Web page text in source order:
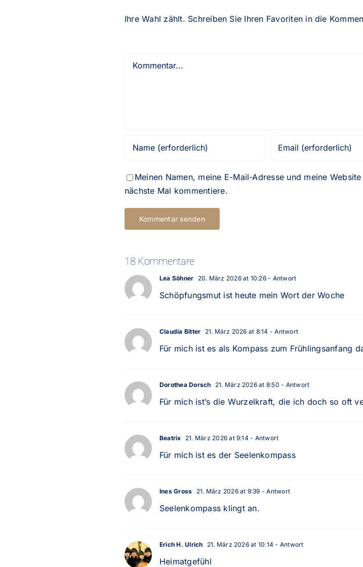
Ihre Wahl zählt. Schreiben Sie Ihren Favoriten in die
18 Kommentare
Lea Söhner 20. März 2026 at 10:26- Antwort
Schöpfungsmut ist heute mein Wort der Woche
Claudia Bitter 21. März 2026 at 8:14 - Antwort
Für mich ist es als Kompass zum Frühlingsanfang
Dorothea Dorsch 21. März 2026 at 8:50 - Antwort
Für mich ist’s die Wurzelkraft, die ich doch so oft
Beatrix 21. März 2026 at 9:14 - Antwort
Für mich ist es der Seelenkompass
Ines Gross 21. März 2026 at 9:39 - Antwort
Seelenkompass klingt an.
Erich H. Ulrich 21. März 2026 at 10:14 - Antwort
Heimatgefühl
Meinen Namen, meine E-Mail-Adresse und meine
nächste Mal kommentiere.